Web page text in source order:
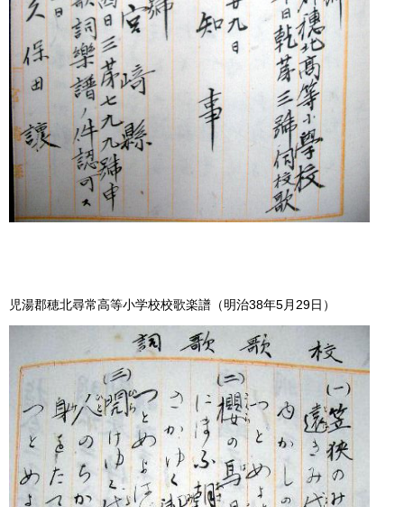
児湯郡穂北尋常高等小学校校歌楽譜（明治38年5月29日）